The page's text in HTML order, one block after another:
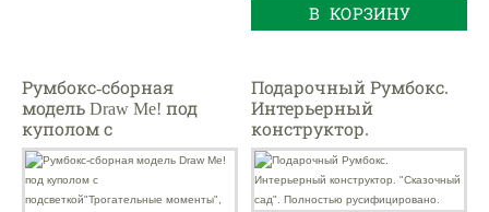
В КОРЗИНУ
Румбокс-сборная
модель Draw Me! под
куполом с
подсветкой"Трогательн
ые моменты",
11,5*9*9см
Подарочный Румбокс.
Интерьерный
конструктор.
"Сказочный сад".
Полностью
русифицировано.